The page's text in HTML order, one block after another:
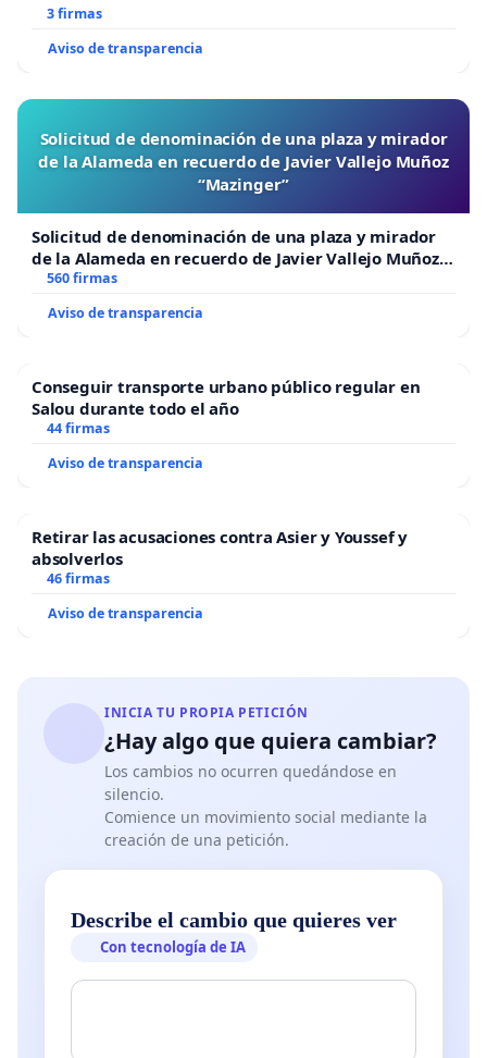
3 firmas
Aviso de transparencia
Solicitud de denominación de una plaza y mirador
de la Alameda en recuerdo de Javier Vallejo Muñoz
“Mazinger”
Solicitud de denominación de una plaza y mirador
de la Alameda en recuerdo de Javier Vallejo Muñoz
“Mazinger”
560 firmas
Aviso de transparencia
Conseguir transporte urbano público regular en
Salou durante todo el año
44 firmas
Aviso de transparencia
Retirar las acusaciones contra Asier y Youssef y
absolverlos
46 firmas
Aviso de transparencia
INICIA TU PROPIA PETICIÓN
¿Hay algo que quiera cambiar?
Los cambios no ocurren quedándose en
silencio.
Comience un movimiento social mediante la
creación de una petición.
Describe el cambio que quieres ver
Con tecnología de IA